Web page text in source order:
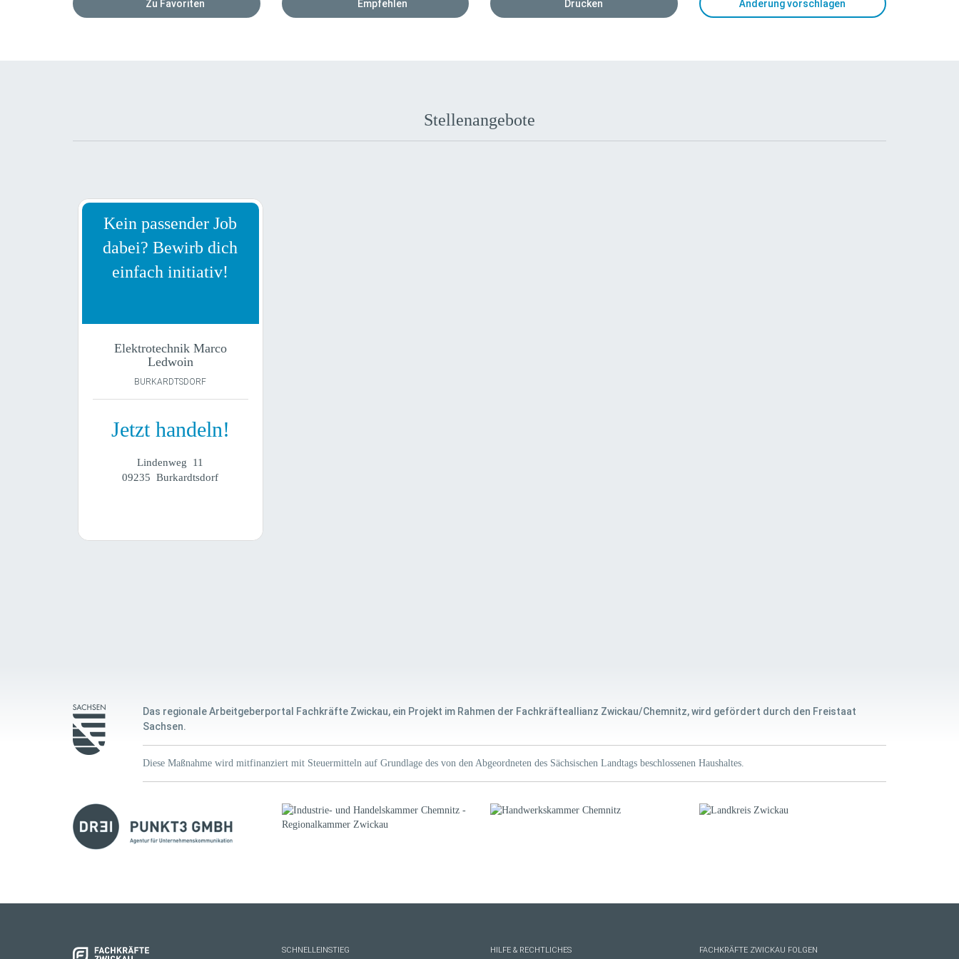
Zu Favoriten Empfehlen Drucken Änderung vorschlagen
Stellenangebote
Kein passender Job
dabei? Bewirb dich
einfach initiativ!
Elektrotechnik Marco
Ledwoin
BURKARDTSDORF
Jetzt handeln!
Lindenweg 11
09235 Burkardtsdorf
Das regionale Arbeitgeberportal Fachkräfte Zwickau, ein Projekt im Rahmen der Fachkräfteallianz Zwickau/Chemnitz, wird gefördert durch den Freistaat
Sachsen.
Diese Maßnahme wird mitfinanziert mit Steuermitteln auf Grundlage des von den Abgeordneten des Sächsischen Landtags beschlossenen Haushaltes.
SCHNELLEINSTIEG HILFE & RECHTLICHES FACHKRÄFTE ZWICKAU FOLGEN